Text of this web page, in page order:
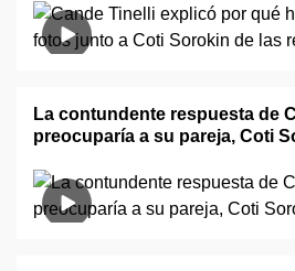
La contundente respuesta de
preocuparía a su pareja, Coti